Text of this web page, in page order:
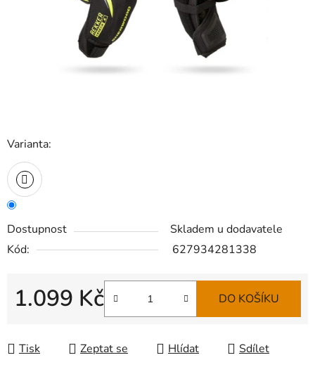
Varianta:
Dostupnost
Skladem u dodavatele
Kód:
627934281338
1.099 Kč DO KOŠÍKU
Tisk Zeptat se Hlídat Sdílet